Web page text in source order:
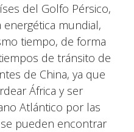
del Golfo Pérsico,
mundial,
tiempo, de forma
de tránsito de
de China, ya que
África y ser
Atlántico por las
pueden encontrar